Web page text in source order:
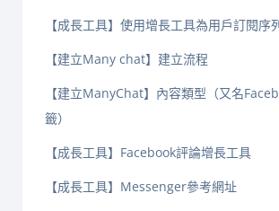
【成長工具】使用增長工具為用戶訂閱序
【建立Many chat】建立流程
【建立ManyChat】內容類型（又名
籤）
【成長工具】Facebook評論增長工具
【成長工具】Messenger參考網址